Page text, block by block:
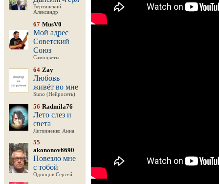
Вертинский
Александр
67 MusV0
Мой адрес
Советский
Союз
Самоцветы
64 Zay
Любовь
живёт во мне
Suno (Нейросеть)
56 Radmila76
Лето слез и
света
Литвиненко Анна
55
akononov6690
Повезло мне
с тобой
Одинцов Сергей